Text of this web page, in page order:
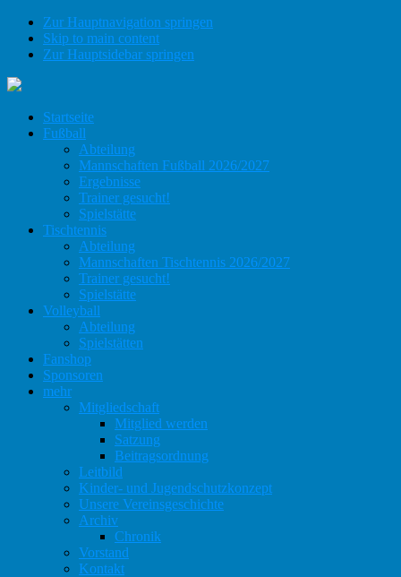
Zur Hauptnavigation springen
Skip to main content
Zur Hauptsidebar springen
Startseite
Fußball
Abteilung
Mannschaften Fußball 2026/2027
Ergebnisse
Trainer gesucht!
Spielstätte
Tischtennis
Abteilung
Mannschaften Tischtennis 2026/2027
Trainer gesucht!
Spielstätte
Volleyball
Abteilung
Spielstätten
Fanshop
Sponsoren
mehr
Mitgliedschaft
Mitglied werden
Satzung
Beitragsordnung
Leitbild
Kinder- und Jugendschutzkonzept
Unsere Vereinsgeschichte
Archiv
Chronik
Vorstand
Kontakt